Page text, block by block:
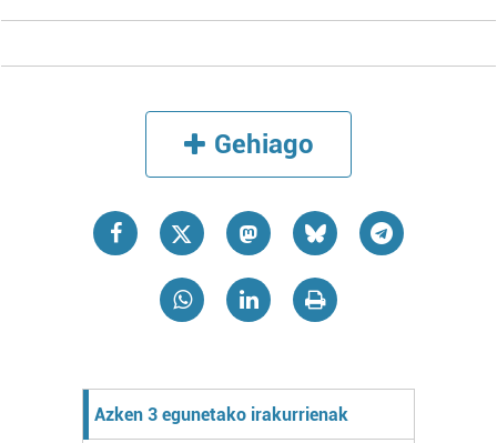
Gehiago
Azken 3 egunetako irakurrienak